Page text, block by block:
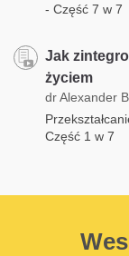
- Część 7 w 7
Jak
życiem
dr Alexander
Część 1 w 7